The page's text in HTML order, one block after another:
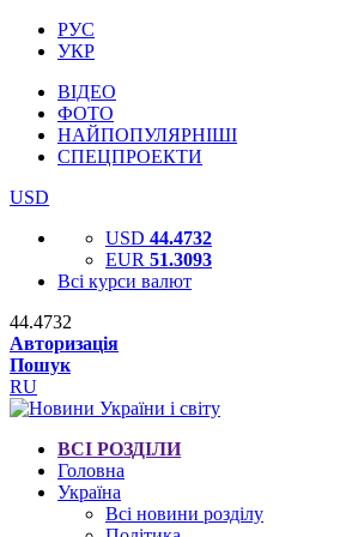
РУС
УКР
ВІДЕО
ФОТО
НАЙПОПУЛЯРНІШІ
СПЕЦПРОЕКТИ
USD
USD 44.4732
EUR 51.3093
Всі курси валют
44.4732
Авторизація
Пошук
RU
ВСІ РОЗДІЛИ
Головна
Україна
Всі новини розділу